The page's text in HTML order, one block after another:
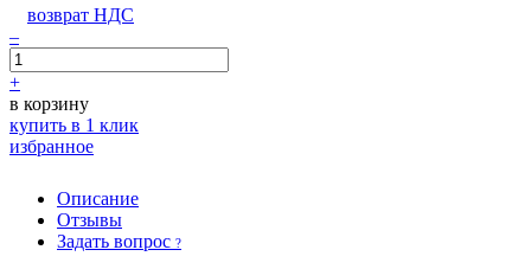
возврат НДС
–
+
в корзину
купить в 1 клик
избранное
Описание
Отзывы
Задать вопрос ?